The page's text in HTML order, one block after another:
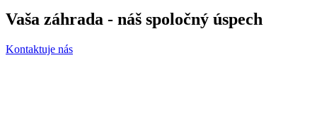
Vaša záhrada - náš spoločný úspech
Kontaktuje nás